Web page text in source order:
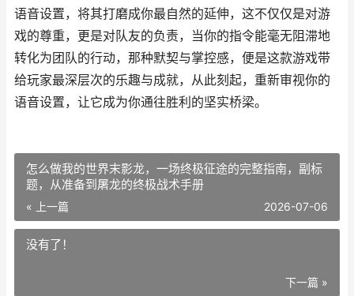
语音设置，将其打磨成你最自然的延伸，这不仅仅是对游
戏的尊重，更是对队友的负责，当你的指令能毫无阻滞地
转化为团队的行动，那种默契与掌控感，便是这款游戏带
给玩家最深层次的乐趣与成就，从此刻起，重新审视你的
语音设置，让它成为你通往胜利的坚实桥梁。
怎么做我的世界末影龙，一场终极征途的完整指南，副标
题，从准备到屠龙的终极战术手册
« 上一篇 2026-07-06
没有了！
下一篇 »